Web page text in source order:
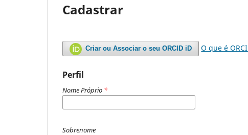
Cadastrar
Criar ou Associar o seu ORCID iD O que é
Perfil
Nome Próprio *
Sobrenome